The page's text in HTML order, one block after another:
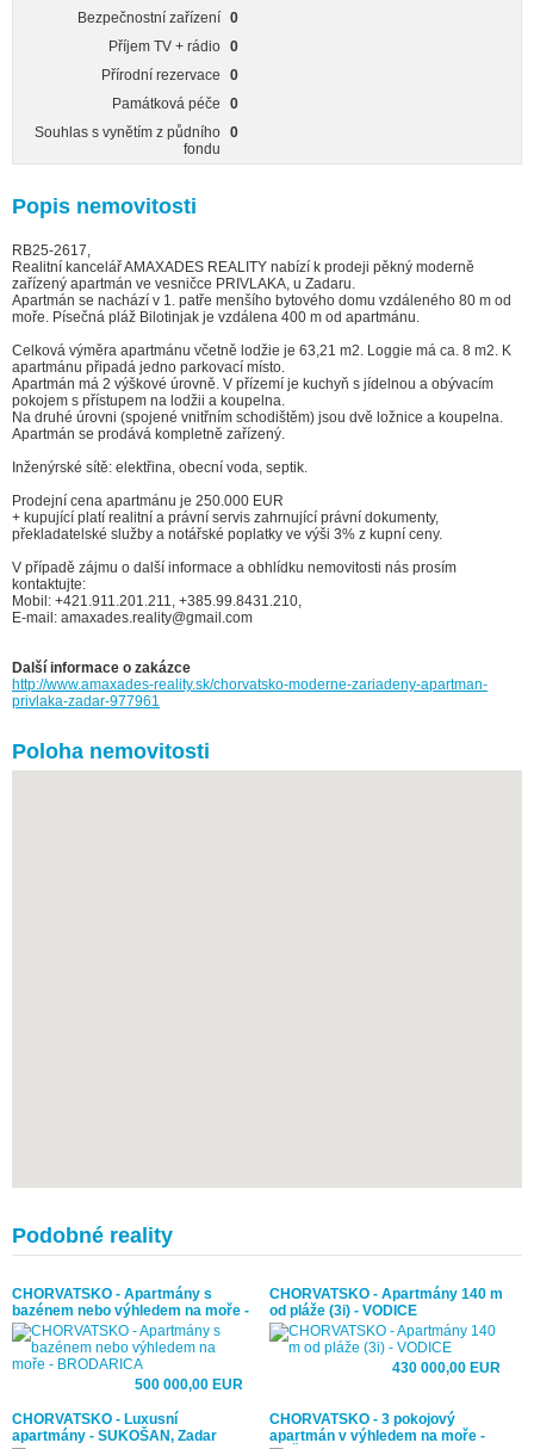
Bezpečnostní zařízení 0
Příjem TV + rádio 0
Přírodní rezervace
0
Památková péče
0
Souhlas s vynětím z půdního
fondu
0
Popis nemovitosti
RB25-2617,
Realitní kancelář AMAXADES REALITY nabízí k prodeji pěkný moderně
zařízený apartmán ve vesničce PRIVLAKA, u Zadaru.
Apartmán se nachází v 1. patře menšího bytového domu vzdáleného 80 m od
moře. Písečná pláž Bilotinjak je vzdálena 400 m od apartmánu.
Celková výměra apartmánu včetně lodžie je 63,21 m2. Loggie má ca. 8 m2. K
apartmánu připadá jedno parkovací místo.
Apartmán má 2 výškové úrovně. V přízemí je kuchyň s jídelnou a obývacím
pokojem s přístupem na lodžii a koupelna.
Na druhé úrovni (spojené vnitřním schodištěm) jsou dvě ložnice a koupelna.
Apartmán se prodává kompletně zařízený.
Inženýrské sítě: elektřina, obecní voda, septik.
Prodejní cena apartmánu je 250.000 EUR
+ kupující platí realitní a právní servis zahrnující právní dokumenty,
překladatelské služby a notářské poplatky ve výši 3% z kupní ceny.
V případě zájmu o další informace a obhlídku nemovitosti nás prosím
kontaktujte:
Mobil: +421.911.201.211, +385.99.8431.210,
E-mail: amaxades.reality@gmail.com
Další informace o zakázce
http://www.amaxades-reality.sk/chorvatsko-moderne-zariadeny-apartman-
privlaka-zadar-977961
Poloha nemovitosti
Podobné reality
CHORVATSKO - Apartmány s
bazénem nebo výhledem na moře -
BRODARICA
500 000,00 EUR
CHORVATSKO - Apartmány 140 m
od pláže (3i) - VODICE
430 000,00 EUR
CHORVATSKO - Luxusní
apartmány - SUKOŠAN, Zadar
CHORVATSKO - 3 pokojový
apartmán v výhledem na moře -